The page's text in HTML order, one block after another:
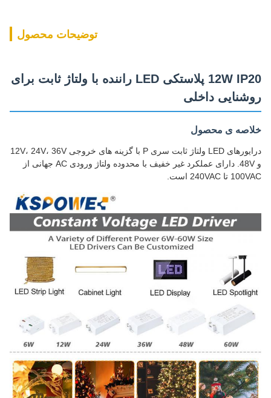
توضیحات محصول
12W IP20 پلاستکی LED راننده با ولتاژ ثابت برای
روشنایی داخلی
خلاصه ی محصول
درایورهای LED ولتاژ ثابت سری P با گزینه های خروجی 12V، 24V، 36V
و 48V. دارای عملکرد غیر خفیف با محدوده ولتاژ ورودی AC جهانی از
100VAC تا 240VAC است.